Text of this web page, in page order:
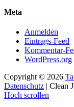
Meta
Anmelden
Eintrags-Feed
Kommentar-
WordPress.org
Copyright © 2026
Datenschutz | Clean
Hoch scrollen